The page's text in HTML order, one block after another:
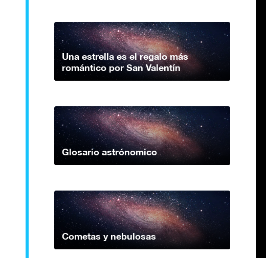
Una estrella es el regalo más
romántico por San Valentín
Glosario astrónomico
Cometas y nebulosas